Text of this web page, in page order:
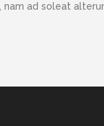
ad soleat